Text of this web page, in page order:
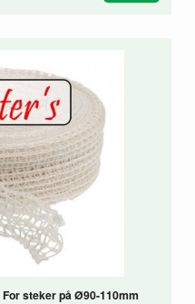
steker på Ø90-110mm